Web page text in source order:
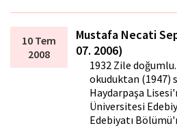
10 Tem
2008
Mustafa Necati
07. 2006)
1932 Zile
okuduktan (1947)
Haydarpaşa
Üniversitesi
Edebiyatı